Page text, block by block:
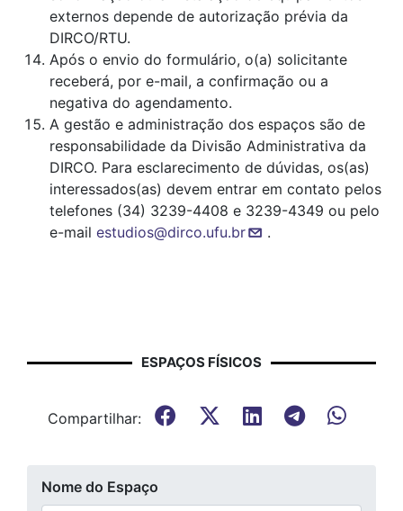
externos depende de autorização prévia da
DIRCO/RTU.
Após o envio do formulário, o(a) solicitante
receberá, por e-mail, a confirmação ou a
negativa do agendamento.
A gestão e administração dos espaços são de
responsabilidade da Divisão Administrativa da
DIRCO. Para esclarecimento de dúvidas, os(as)
interessados(as) devem entrar em contato pelos
telefones (34) 3239-4408 e 3239-4349 ou pelo
e-mail estudios@dirco.ufu.br .
ESPAÇOS FÍSICOS
Compartilhar:
Nome do Espaço